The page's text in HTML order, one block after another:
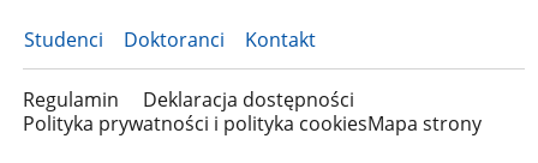
Studenci Doktoranci Kontakt
Regulamin
Deklaracja dostępności
Polityka prywatności i polityka cookiesMapa strony